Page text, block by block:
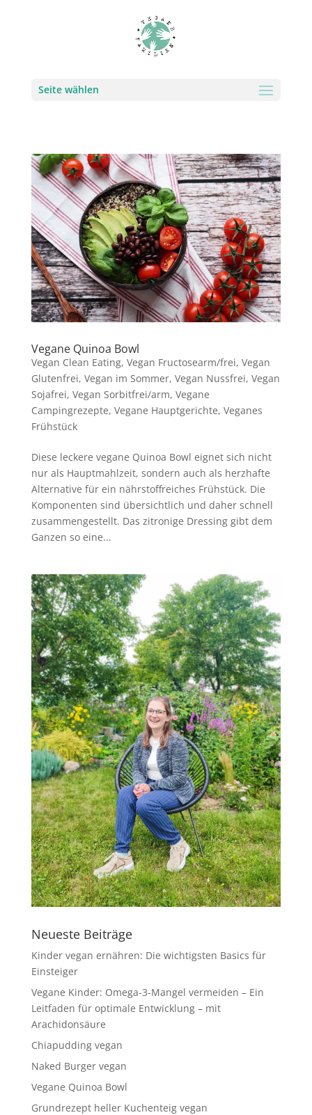
Seite wählen
Vegane Quinoa Bowl
Vegan Clean Eating, Vegan Fructosearm/frei, Vegan
Glutenfrei, Vegan im Sommer, Vegan Nussfrei, Vegan
Sojafrei, Vegan Sorbitfrei/arm, Vegane
Campingrezepte, Vegane Hauptgerichte, Veganes
Frühstück
Diese leckere vegane Quinoa Bowl eignet sich nicht
nur als Hauptmahlzeit, sondern auch als herzhafte
Alternative für ein nährstoffreiches Frühstück. Die
Komponenten sind übersichtlich und daher schnell
zusammengestellt. Das zitronige Dressing gibt dem
Ganzen so eine...
Neueste Beiträge
Kinder vegan ernähren: Die wichtigsten Basics für
Einsteiger
Vegane Kinder: Omega-3-Mangel vermeiden – Ein
Leitfaden für optimale Entwicklung – mit
Arachidonsäure
Chiapudding vegan
Naked Burger vegan
Vegane Quinoa Bowl
Grundrezept heller Kuchenteig vegan